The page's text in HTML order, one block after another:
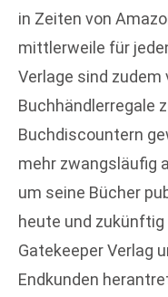
in Zeiten von
mittlerweile für
Verlage sind zudem
Buchhändlerregale
Buchdiscountern
mehr zwangsläufig
um seine Bücher
heute und
Gatekeeper Verlag
Endkunden